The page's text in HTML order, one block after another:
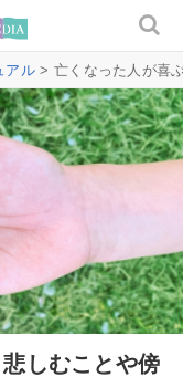
アル > 亡くなった人が喜
しむことや傍